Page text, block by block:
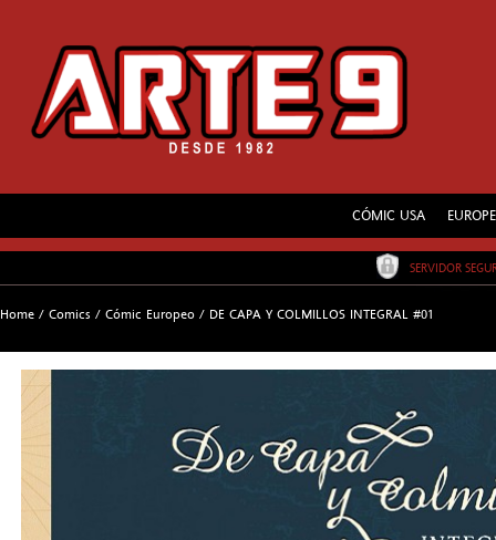
CÓMIC USA
SERVIDOR
Home / Comics / Cómic Europeo / DE CAPA Y COLMILLOS INTEGRAL #01